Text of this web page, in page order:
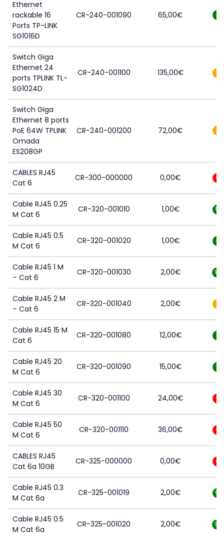
Ethernet
rackable 16
Ports TP-LINK
SG1016D
CR-240-001090 65,00€ 4
Switch Giga
Ethernet 24
ports TPLINK TL-
SG1024D
CR-240-001100 135,00€
Switch Giga
Ethernet 8 ports
PoE 64W TPLINK
Omada
ES208GP
CR-240-001200 72,00€ 3
CABLES RJ45
Cat 6
CR-300-000000 0,00€ 0
Cable RJ45 0.25
M Cat 6
CR-320-001010 1,00€ 19
Cable RJ45 0.5
M Cat 6
CR-320-001020 1,00€ 8
Cable RJ45 1 M
– Cat 6
CR-320-001030 2,00€ 23
Cable RJ45 2 M
– Cat 6
CR-320-001040 2,00€
Cable RJ45 15 M
Cat 6
CR-320-001080 12,00€
Cable RJ45 20
M Cat 6
CR-320-001090 15,00€ 9
Cable RJ45 30
M Cat 6
CR-320-001100 24,00€ 0
Cable RJ45 50
M Cat 6
CR-320-001110 36,00€ 0
CABLES RJ45
Cat 6a 10GB
CR-325-000000 0,00€ 0
Cable RJ45 0.3
M Cat 6a
CR-325-001019 2,00€ 12
Cable RJ45 0.5
M Cat 6a
CR-325-001020 2,00€ 20